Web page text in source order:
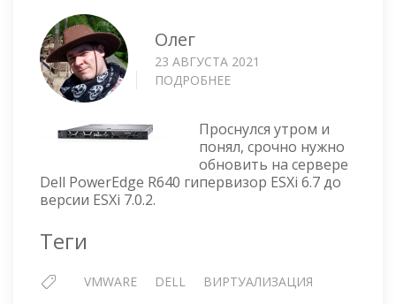
Олег
23 АВГУСТА 2021
ПОДРОБНЕЕ
R640
—
ОБНОВЛЕНИЕ
ESXI
7.0.2
Проснулся утром и
понял, срочно нужно
обновить на сервере
Dell PowerEdge R640 гипервизор ESXi 6.7 до
версии ESXi 7.0.2.
Теги
VMWARE DELL ВИРТУАЛИЗАЦИЯ